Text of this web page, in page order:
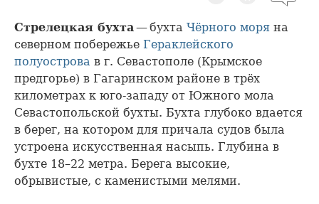
Стрелецкая бухта — бухта Чёрного моря на
северном побережье Гераклейского
полуострова в г. Севастополе (Крымское
предгорье) в Гагаринском районе в трёх
километрах к юго-западу от Южного мола
Севастопольской бухты. Бухта глубоко вдается
в берег, на котором для причала судов была
устроена искусственная насыпь. Глубина в
бухте 18–22 метра. Берега высокие,
обрывистые, с каменистыми мелями.